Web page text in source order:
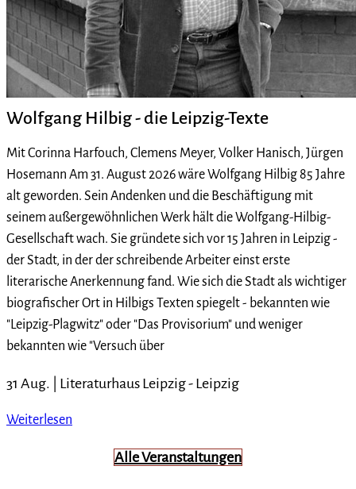
Wolfgang Hilbig - die Leipzig-Texte
Mit Corinna Harfouch, Clemens Meyer, Volker Hanisch, Jürgen
Hosemann Am 31. August 2026 wäre Wolfgang Hilbig 85 Jahre
alt geworden. Sein Andenken und die Beschäftigung mit
seinem außergewöhnlichen Werk hält die Wolfgang-Hilbig-
Gesellschaft wach. Sie gründete sich vor 15 Jahren in Leipzig -
der Stadt, in der der schreibende Arbeiter einst erste
literarische Anerkennung fand. Wie sich die Stadt als wichtiger
biografischer Ort in Hilbigs Texten spiegelt - bekannten wie
"Leipzig-Plagwitz" oder "Das Provisorium" und weniger
bekannten wie "Versuch über
31 Aug. | Literaturhaus Leipzig- Leipzig
Weiterlesen
Alle Veranstaltungen